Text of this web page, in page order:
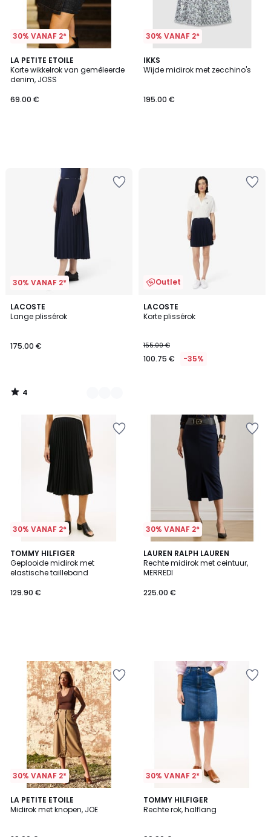
30% VANAF 2*
LA PETITE ETOILE
Korte wikkelrok van gemêleerde
denim, JOSS
69.00 €
30% VANAF 2*
IKKS
Wijde midirok met zecchino's
195.00 €
30% VANAF 2*
LACOSTE
Lange plissérok
175.00 €
4
/
2
Kleuren
4
/
Outlet
LACOSTE
Korte plissérok
155.00 €
100.75 € -35%
30% VANAF 2*
TOMMY HILFIGER
Geplooide midirok met
elastische tailleband
129.90 €
30% VANAF 2*
LAUREN RALPH LAUREN
Rechte midirok met ceintuur,
MERREDI
225.00 €
30% VANAF 2*
LA PETITE ETOILE
Midirok met knopen, JOE
30% VANAF 2*
TOMMY HILFIGER
Rechte rok, halflang